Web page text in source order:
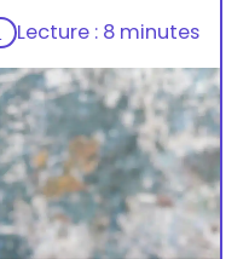
Lecture : 8 minutes